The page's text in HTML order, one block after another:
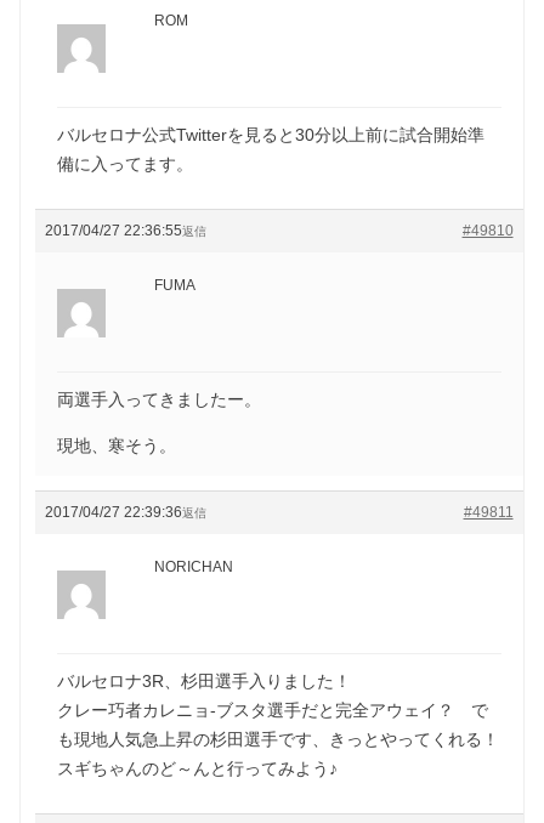
ROM
バルセロナ公式Twitterを見ると30分以上前に試合開始準
備に入ってます。
2017/04/27 22:36:55 #49810
返信
FUMA
両選手入ってきましたー。
現地、寒そう。
2017/04/27 22:39:36 #49811
返信
NORICHAN
バルセロナ3R、杉田選手入りました！
クレー巧者カレニョ-ブスタ選手だと完全アウェイ？ で
も現地人気急上昇の杉田選手です、きっとやってくれる！
スギちゃんのど～んと行ってみよう♪